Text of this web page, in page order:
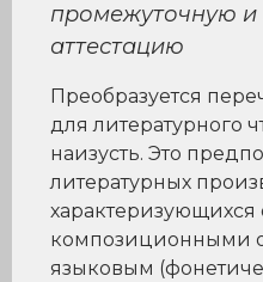
промежуточную и
аттестацию
Преобразуется
для литературного
наизусть. Это
литературных
композиционными
языковым